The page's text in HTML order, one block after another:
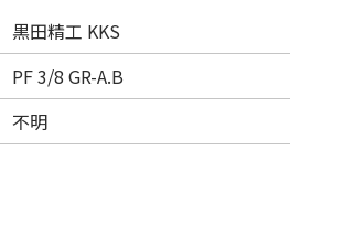
黒田精工 KKS
PF 3/8 GR-A.B
不明